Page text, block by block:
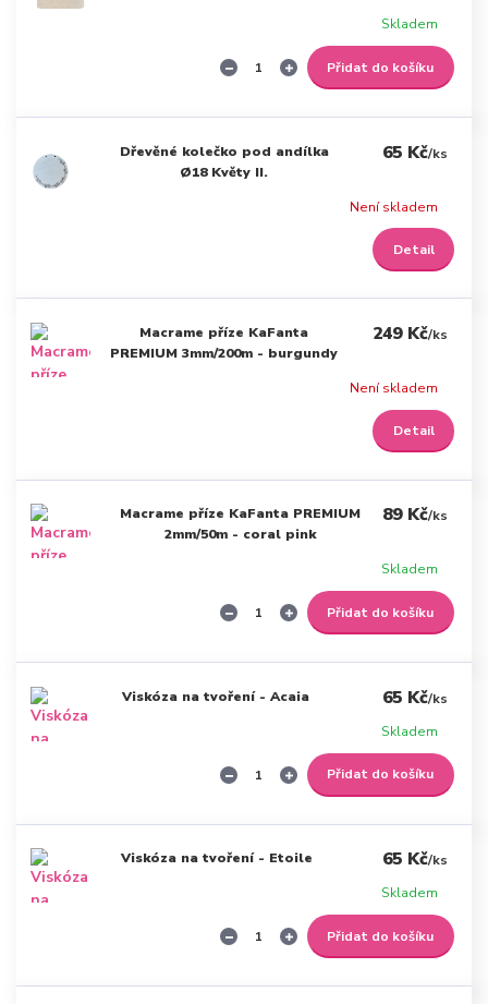
Skladem
Přidat do košíku
Dřevěné kolečko pod andílka
Ø18 Květy II.
65 Kč/ks
Není skladem
Detail
Macrame příze KaFanta
PREMIUM 3mm/200m - burgundy
249 Kč/ks
Není skladem
Detail
Macrame příze KaFanta PREMIUM
2mm/50m - coral pink
89 Kč/ks
Skladem
Přidat do košíku
Viskóza na tvoření - Acaia 65 Kč/ks
Skladem
Přidat do košíku
Viskóza na tvoření - Etoile 65 Kč/ks
Skladem
Přidat do košíku